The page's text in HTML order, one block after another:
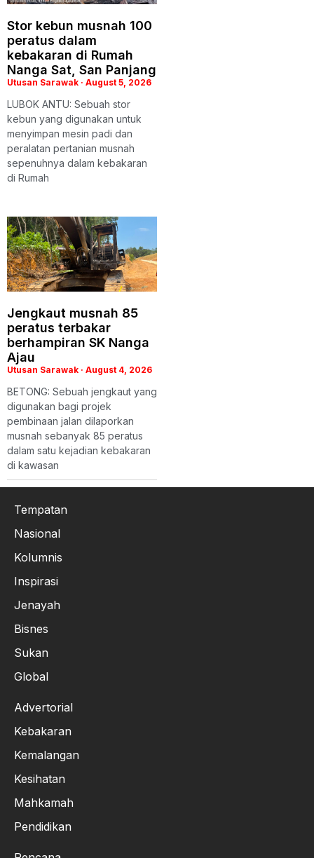
Stor kebun musnah 100
peratus dalam
kebakaran di Rumah
Nanga Sat, San Panjang
Utusan Sarawak August 5, 2026
LUBOK ANTU: Sebuah stor
kebun yang digunakan untuk
menyimpan mesin padi dan
peralatan pertanian musnah
sepenuhnya dalam kebakaran
di Rumah
Jengkaut musnah 85
peratus terbakar
berhampiran SK Nanga
Ajau
Utusan Sarawak August 4, 2026
​BETONG: Sebuah jengkaut yang
digunakan bagi projek
pembinaan jalan dilaporkan
musnah sebanyak 85 peratus
dalam satu kejadian kebakaran
di kawasan
Tempatan
Nasional
Kolumnis
Inspirasi
Jenayah
Bisnes
Sukan
Global
Advertorial
Kebakaran
Kemalangan
Kesihatan
Mahkamah
Pendidikan